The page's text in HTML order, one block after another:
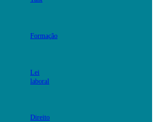
Formação
Lei
laboral
Direito